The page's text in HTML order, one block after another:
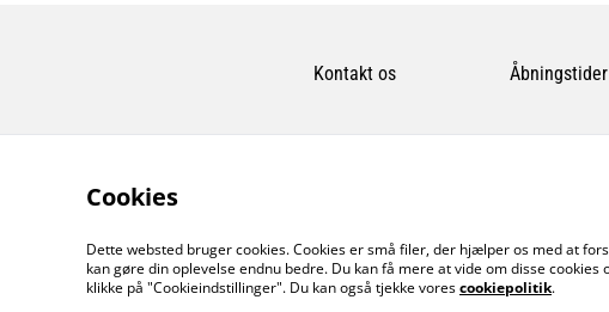
Kontakt os Åbningstider
©2026 MusicDude
Cookies
Dette websted bruger cookies. Cookies er små filer, der hjælper os med at
kan gøre din oplevelse endnu bedre. Du kan få mere at vide om disse
klikke på "Cookieindstillinger". Du kan også tjekke vorescookiepolitik.